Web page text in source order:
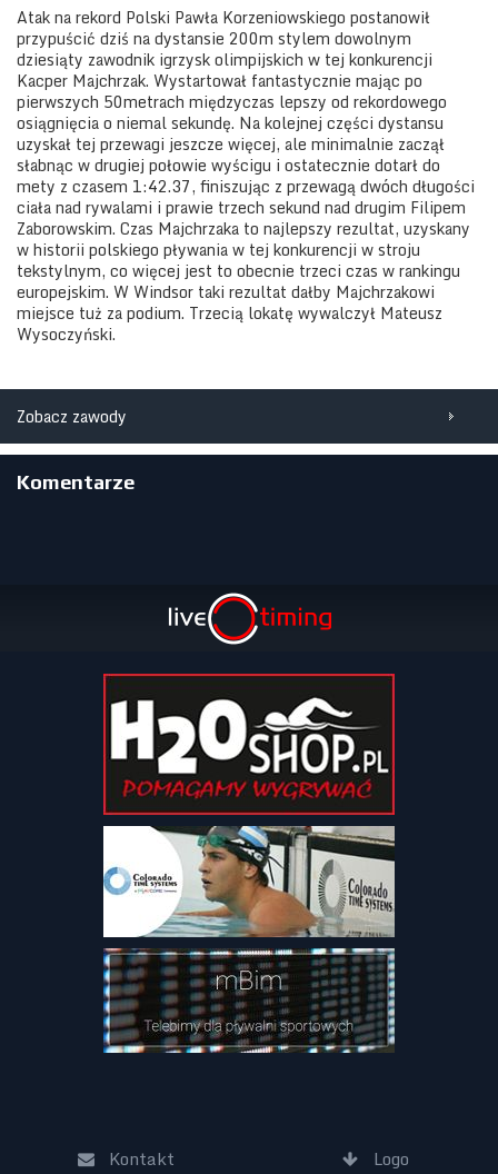
Atak na rekord Polski Pawła Korzeniowskiego postanowił
przypuścić dziś na dystansie 200m stylem dowolnym
dziesiąty zawodnik igrzysk olimpijskich w tej konkurencji
Kacper Majchrzak. Wystartował fantastycznie mając po
pierwszych 50metrach międzyczas lepszy od rekordowego
osiągnięcia o niemal sekundę. Na kolejnej części dystansu
uzyskał tej przewagi jeszcze więcej, ale minimalnie zaczął
słabnąc w drugiej połowie wyścigu i ostatecznie dotarł do
mety z czasem 1:42.37, finiszując z przewagą dwóch długości
ciała nad rywalami i prawie trzech sekund nad drugim Filipem
Zaborowskim. Czas Majchrzaka to najlepszy rezultat, uzyskany
w historii polskiego pływania w tej konkurencji w stroju
tekstylnym, co więcej jest to obecnie trzeci czas w rankingu
europejskim. W Windsor taki rezultat dałby Majchrzakowi
miejsce tuż za podium. Trzecią lokatę wywalczył Mateusz
Wysoczyński.
Zobacz zawody
Komentarze
Kontakt Logo